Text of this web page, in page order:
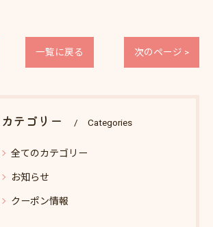
一覧に戻る 次のページ >
カテゴリー Categories
全てのカテゴリー
お知らせ
クーポン情報